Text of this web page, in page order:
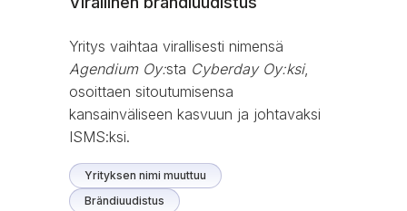
Yritys vaihtaa virallisesti nimensä
Agendium Oy:sta Cyberday Oy:ksi,
osoittaen sitoutumisensa
kansainväliseen kasvuun ja johtavaksi
ISMS:ksi.
Yrityksen nimi muuttuu
Brändiuudistus